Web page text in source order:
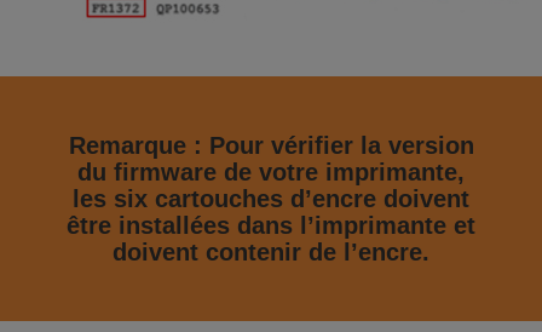
Remarque : Pour vérifier la version
du firmware de votre imprimante,
les six cartouches d’encre doivent
être installées dans l’imprimante et
doivent contenir de l’encre.